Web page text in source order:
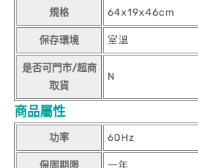
規格 64x19x46cm
保存環境 室溫
是否可門市/超商
取貨
N
商品屬性
功率 60Hz
保固期限 一年